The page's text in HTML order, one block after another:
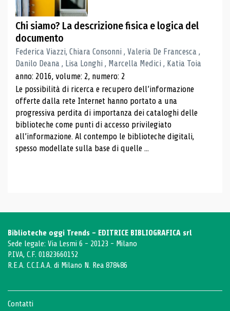
Chi siamo? La descrizione fisica e logica del
documento
Federica Viazzi, Chiara Consonni , Valeria De Francesca ,
Danilo Deana , Lisa Longhi , Marcella Medici , Katia Toia
anno: 2016, volume: 2, numero: 2
Le possibilità di ricerca e recupero dell’informazione
offerte dalla rete Internet hanno portato a una
progressiva perdita di importanza dei cataloghi delle
biblioteche come punti di accesso privilegiato
all’informazione. Al contempo le biblioteche digitali,
spesso modellate sulla base di quelle ...
Biblioteche oggi Trends - EDITRICE BIBLIOGRAFICA srl
Sede legale: Via Lesmi 6 - 20123 - Milano
P.IVA, C.F. 01823660152
R.E.A. C.C.I.A.A. di Milano N. Rea 878486
Contatti